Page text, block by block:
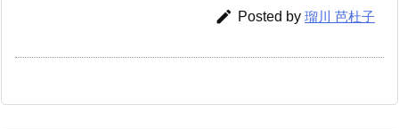
 Posted by 瑠川 芭杜子